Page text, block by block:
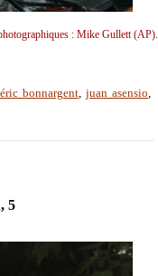
: Mike Gullett (AP).
éric bonnargent, juan asensio,
5